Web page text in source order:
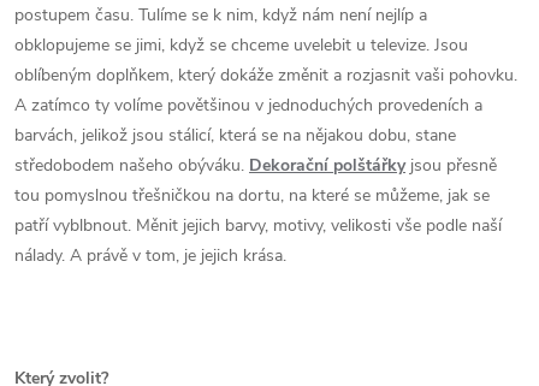
postupem času. Tulíme se k nim, když nám není nejlíp a
obklopujeme se jimi, když se chceme uvelebit u televize. Jsou
oblíbeným doplňkem, který dokáže změnit a rozjasnit vaši pohovku.
A zatímco ty volíme povětšinou v jednoduchých provedeních a
barvách, jelikož jsou stálicí, která se na nějakou dobu, stane
středobodem našeho obýváku. Dekorační polštářkyjsou přesně
tou pomyslnou třešničkou na dortu, na které se můžeme, jak se
patří vyblbnout. Měnit jejich barvy, motivy, velikosti vše podle naší
nálady. A právě v tom, je jejich krása.
Který zvolit?